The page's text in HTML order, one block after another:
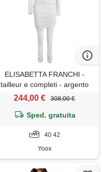
ELISABETTA FRANCHI -
tailleur e completi - argento
244,00 € 308,00 €
Sped. gratuita
40 42
Yoox